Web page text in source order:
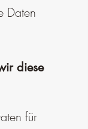
Daten
diese
für